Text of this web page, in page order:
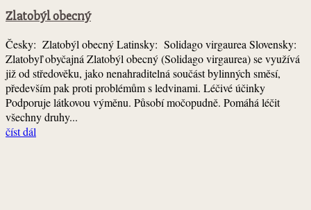
Zlatobýl obecný
Česky: Zlatobýl obecný Latinsky: Solidago virgaurea Slovensky:
Zlatobyľ obyčajná Zlatobýl obecný (Solidago virgaurea) se využívá
již od středověku, jako nenahraditelná součást bylinných směsí,
především pak proti problémům s ledvinami. Léčivé účinky
Podporuje látkovou výměnu. Působí močopudně. Pomáhá léčit
všechny druhy...
číst dál